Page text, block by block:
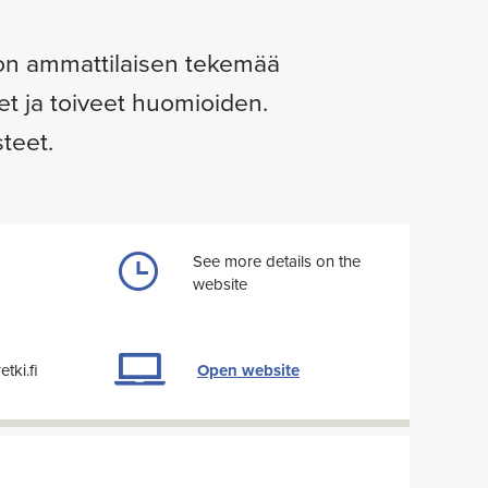
ammattilaisen tekemää
ja toiveet huomioiden.
See more details on the
website
Open website